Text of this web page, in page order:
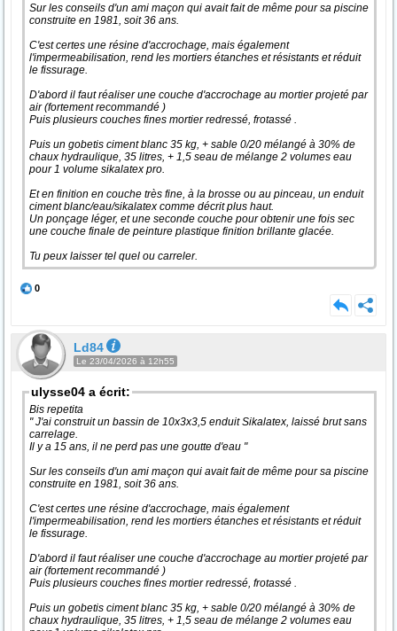
Sur les conseils d'un ami maçon qui avait fait de même pour sa piscine
construite en 1981, soit 36 ans.
C'est certes une résine d'accrochage, mais également
l'impermeabilisation, rend les mortiers étanches et résistants et réduit
le fissurage.
D'abord il faut réaliser une couche d'accrochage au mortier projeté par
air (fortement recommandé )
Puis plusieurs couches fines mortier redressé, frotassé .
Puis un gobetis ciment blanc 35 kg, + sable 0/20 mélangé à 30% de
chaux hydraulique, 35 litres, + 1,5 seau de mélange 2 volumes eau
pour 1 volume sikalatex pro.
Et en finition en couche très fine, à la brosse ou au pinceau, un enduit
ciment blanc/eau/sikalatex comme décrit plus haut.
Un ponçage léger, et une seconde couche pour obtenir une fois sec
une couche finale de peinture plastique finition brillante glacée.
Tu peux laisser tel quel ou carreler.
0
Ld84
Le 23/04/2026 à 12h55
ulysse04 a écrit:
Bis repetita
" J'ai construit un bassin de 10x3x3,5 enduit Sikalatex, laissé brut sans
carrelage.
Il y a 15 ans, il ne perd pas une goutte d'eau "
Sur les conseils d'un ami maçon qui avait fait de même pour sa piscine
construite en 1981, soit 36 ans.
C'est certes une résine d'accrochage, mais également
l'impermeabilisation, rend les mortiers étanches et résistants et réduit
le fissurage.
D'abord il faut réaliser une couche d'accrochage au mortier projeté par
air (fortement recommandé )
Puis plusieurs couches fines mortier redressé, frotassé .
Puis un gobetis ciment blanc 35 kg, + sable 0/20 mélangé à 30% de
chaux hydraulique, 35 litres, + 1,5 seau de mélange 2 volumes eau